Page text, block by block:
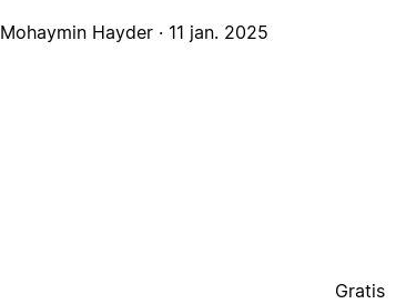
Mohaymin Hayder · 11 jan. 2025
Gratis